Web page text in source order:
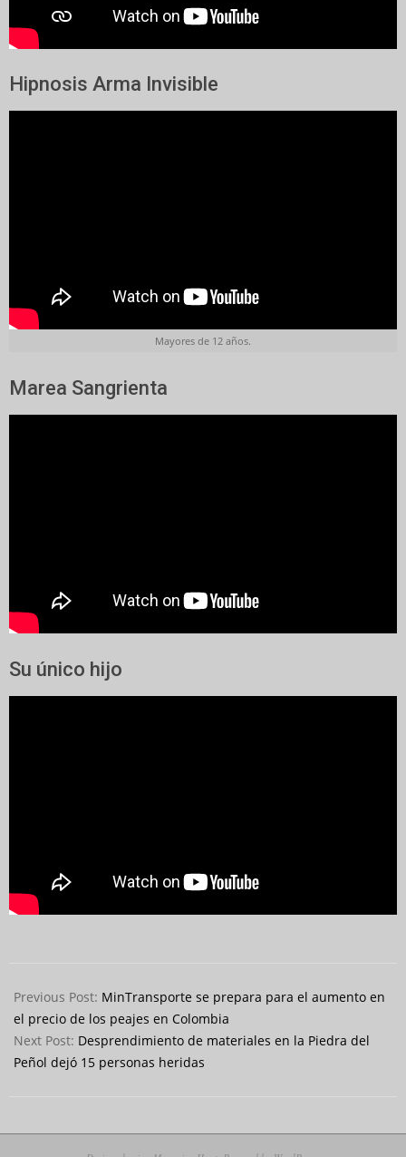
Hipnosis Arma Invisible
Mayores de 12 años.
Marea Sangrienta
Su único hijo
11-
01
Previous Post: MinTransporte se prepara para el aumento en
el precio de los peajes en Colombia
Next Post: Desprendimiento de materiales en la Piedra del
Peñol dejó 15 personas heridas